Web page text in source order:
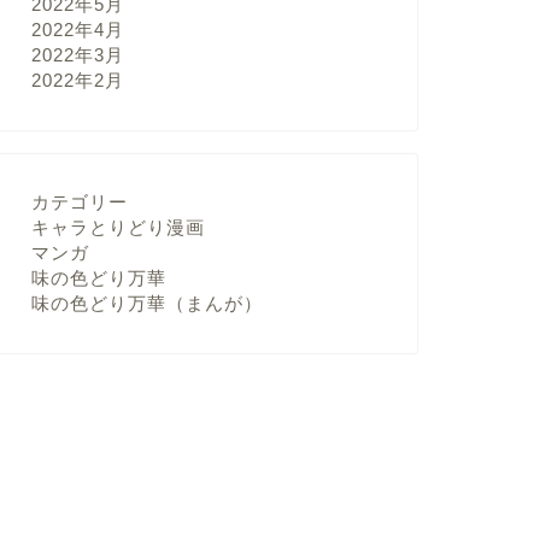
2022年5月
2022年4月
2022年3月
2022年2月
カテゴリー
キャラとりどり漫画
マンガ
味の色どり万華
味の色どり万華（まんが）